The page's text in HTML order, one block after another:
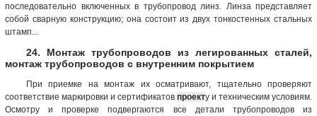
последовательно включенных в трубопровод линз. Линза представляет
собой сварную конструкцию; она состоит из двух тонкостенных стальных
штамп...
24. Монтаж трубопроводов из легированных сталей,
монтаж трубопроводов с внутренним покрытием
При приемке на монтаж их осматривают, тщательно проверяют
соответствие маркировки и сертификатов проекту и техническим условиям.
Осмотру и проверке подвергаются все детали трубопроводов из